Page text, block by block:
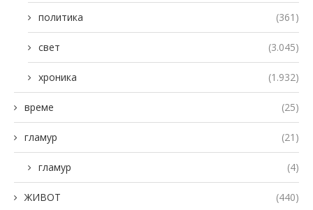
политика (361)
свет (3.045)
хроника (1.932)
време (25)
гламур (21)
гламур (4)
ЖИВОТ (440)